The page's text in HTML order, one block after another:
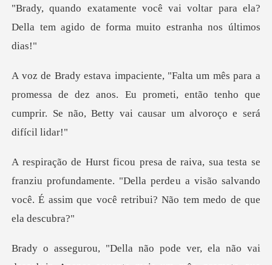
oltar para ela?
Della tem agido de f
omessa de dez anos. Eu prometi, então tenho que
cumprir.
anziu profundamente. "Della perdeu a visão salvando
você. É
não vai